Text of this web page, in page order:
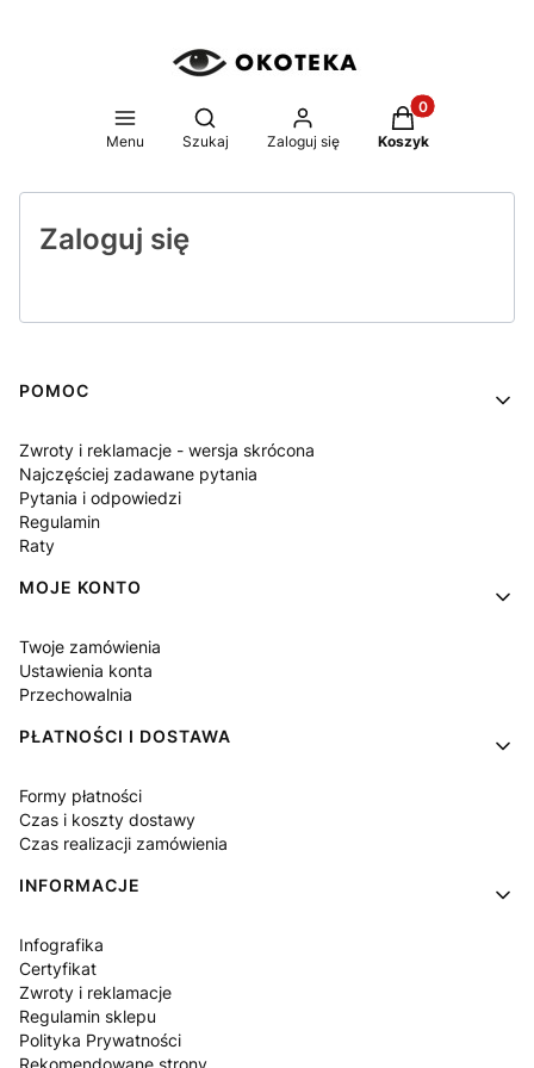
Menu
Otwórz wyszukiwarkę
Szukaj Zaloguj się
Produkty w
Koszyk
Zaloguj się
Linki w stopce
POMOC
Zwroty i reklamacje - wersja skrócona
Najczęściej zadawane pytania
Pytania i odpowiedzi
Regulamin
Raty
MOJE KONTO
Twoje zamówienia
Ustawienia konta
Przechowalnia
PŁATNOŚCI I DOSTAWA
Formy płatności
Czas i koszty dostawy
Czas realizacji zamówienia
INFORMACJE
Infografika
Certyfikat
Zwroty i reklamacje
Regulamin sklepu
Polityka Prywatności
Rekomendowane strony